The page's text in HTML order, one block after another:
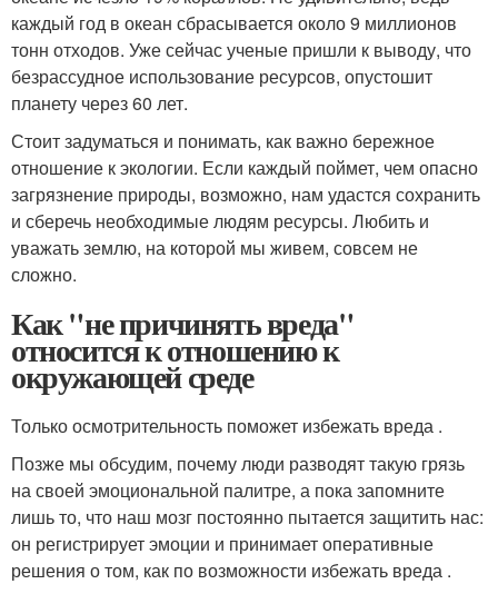
каждый год в океан сбрасывается около 9 миллионов
тонн отходов. Уже сейчас ученые пришли к выводу, что
безрассудное использование ресурсов, опустошит
планету через 60 лет.
Стоит задуматься и понимать, как важно бережное
отношение к экологии. Если каждый поймет, чем опасно
загрязнение природы, возможно, нам удастся сохранить
и сберечь необходимые людям ресурсы. Любить и
уважать землю, на которой мы живем, совсем не
сложно.
Как "не причинять вреда"
относится к отношению к
окружающей среде
Только осмотрительность поможет избежать вреда .
Позже мы обсудим, почему люди разводят такую грязь
на своей эмоциональной палитре, а пока запомните
лишь то, что наш мозг постоянно пытается защитить нас:
он регистрирует эмоции и принимает оперативные
решения о том, как по возможности избежать вреда .